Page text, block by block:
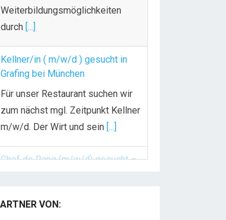
Weiterbildungsmöglichkeiten
durch [...]
Kellner/in ( m/w/d ) gesucht in
Grafing bei München
Für unser Restaurant suchen wir
zum nächst mgl. Zeitpunkt Kellner
m/w/d. Der Wirt und sein [...]
Chef de Rang (m/w/d) gesucht –
Urlaubsfeeling Chef de Rang